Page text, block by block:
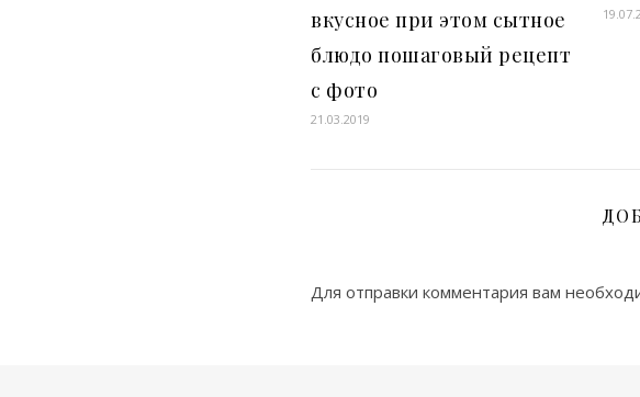
вкусное при этом сытное
блюдо пошаговый рецепт
с фото
21.03.2019
Для отправки комментария вам